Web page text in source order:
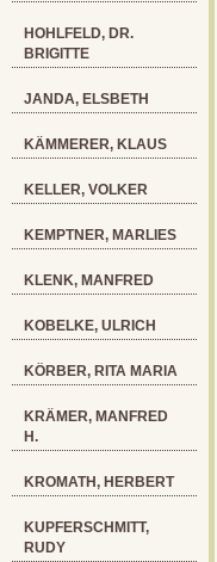
HOHLFELD, DR.
BRIGITTE
JANDA, ELSBETH
KÄMMERER, KLAUS
KELLER, VOLKER
KEMPTNER, MARLIES
KLENK, MANFRED
KOBELKE, ULRICH
KÖRBER, RITA MARIA
KRÄMER, MANFRED
H.
KROMATH, HERBERT
KUPFERSCHMITT,
RUDY